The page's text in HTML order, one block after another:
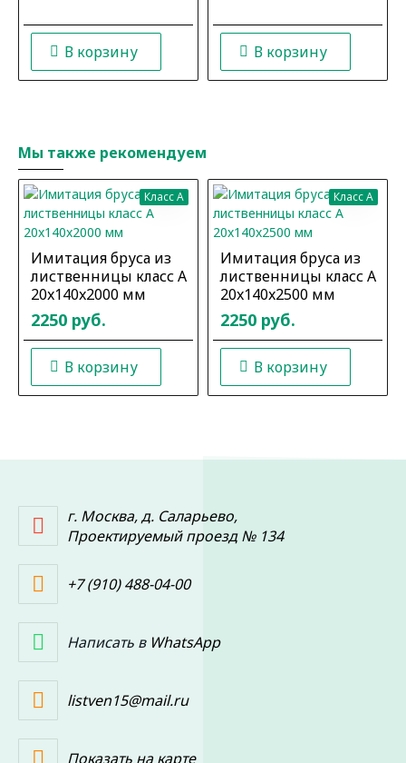
В корзину В корзину
Мы также рекомендуем
Класс A
Имитация бруса из
лиственницы класс А
20x140x2000 мм
2250 руб.
В корзину
Класс A
Имитация бруса из
лиственницы класс А
20x140x2500 мм
2250 руб.
В корзину
г. Москва, д. Саларьево,
Проектируемый проезд № 134
+7 (910) 488-04-00
Написать в WhatsApp
listven15@mail.ru
Показать на карте